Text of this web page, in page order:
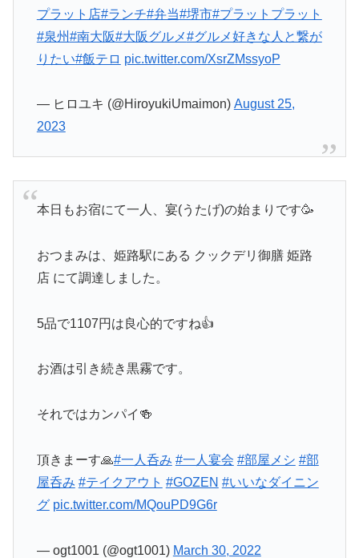
プラット店#ランチ#弁当#堺市#プラットプラット
#泉州#南大阪#大阪グルメ#グルメ好きな人と繋が
りたい#飯テロ pic.twitter.com/XsrZMssyoP
— ヒロユキ (@HiroyukiUmaimon) August 25,
2023
本日もお宿にて一人、宴(うたげ)の始まりです🥳
おつまみは、姫路駅にある クックデリ御膳 姫路
店 にて調達しました。
5品で1107円は良心的ですね👍
お酒は引き続き黒霧です。
それではカンパイ🍻
頂きまーす🙏#一人呑み #一人宴会 #部屋メシ #部
屋呑み #テイクアウト #GOZEN #いいなダイニン
グ pic.twitter.com/MQouPD9G6r
— ogt1001 (@ogt1001) March 30, 2022